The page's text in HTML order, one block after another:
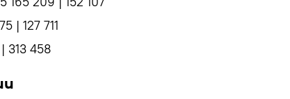
| 127 711
313 458